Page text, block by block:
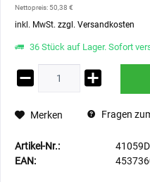
Nettopreis: 50,38 €
inkl. MwSt. zzgl. Versandkosten
36 Stück auf Lager. Sofort
Merken Fragen
Artikel-Nr.:
EAN: